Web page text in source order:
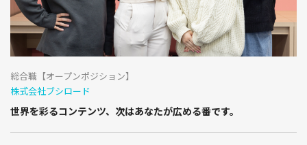
総合職【オープンポジション】
株式会社ブシロード
世界を彩るコンテンツ、次はあなたが広める番です。